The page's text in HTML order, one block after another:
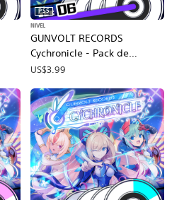
GUNVOLT RECORDS
Cychronicle - Pack de
canciones 6, Lumen y Luxia:
♪Escenario de paradoja,
♪Afsān
PS5
NIVEL
US$3.99